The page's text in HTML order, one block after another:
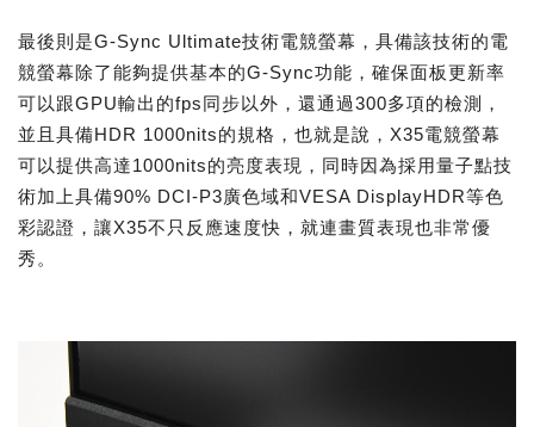
最後則是G-Sync Ultimate技術電競螢幕，具備該技術的電
競螢幕除了能夠提供基本的G-Sync功能，確保面板更新率
可以跟GPU輸出的fps同步以外，還通過300多項的檢測，
並且具備HDR 1000nits的規格，也就是說，X35電競螢幕
可以提供高達1000nits的亮度表現，同時因為採用量子點技
術加上具備90% DCI-P3廣色域和VESA DisplayHDR等色
彩認證，讓X35不只反應速度快，就連畫質表現也非常優
秀。